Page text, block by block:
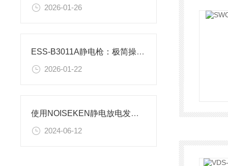
2026-01-26
ESS-B3011A静电枪：极简操作赋能高效静电测试
2026-01-22
使用NOISEKEN静电放电发生器时应注意哪些关键点？
2024-06-12